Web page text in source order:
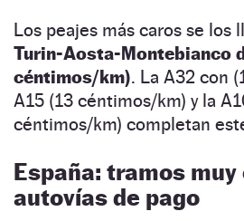
Los peajes más caros se los
Turin-Aosta-Montebianco
céntimos/km). La A32 con
A15 (13 céntimos/km) y la
céntimos/km) completan
España: tramos
autovías de pago